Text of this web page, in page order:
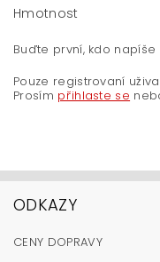
Hmotnost
Buďte první, kdo
Pouze registrovaní
Prosím přihlaste se
ODKAZY
CENY DOPRAVY